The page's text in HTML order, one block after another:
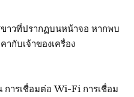
าวที่ปรากฏบนหน้าจอ หากพบ
กับเจ้าของเครื่อง
การเชื่อมต่อ Wi-Fi การเชื่อม